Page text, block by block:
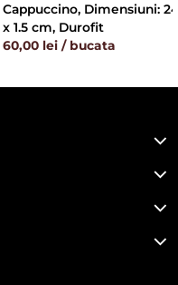
Cappuccino, Dimensiuni:
x 1.5 cm, Durofit
60,00 lei / bucata